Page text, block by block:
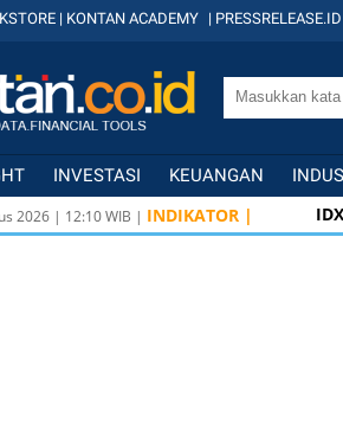
KSTORE | KONTAN ACADEMY | PRESSRELEASE.ID
INVESTASI KEUANGAN
2026 | 12:10WIB | INDIKATOR | IDX